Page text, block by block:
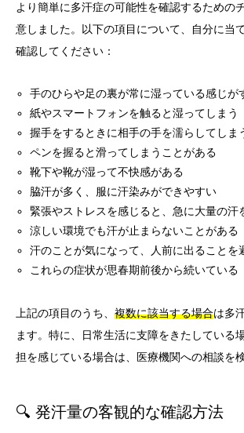
より簡単に多汗症の可能性を確認するための
意しました。以下の項目について、自分に当
確認してください：
手のひらや足の裏が常に湿っている感じが
紙やスマートフォンを触ると湿ってしまう
握手をするときに相手の手を濡らしてしま
ペンを握ると滑ってしまうことがある
靴下や靴が湿って不快感がある
脇汗が多く、服に汗染みができやすい
緊張やストレスを感じると、急に大量の汗
涼しい環境でも汗が止まらないことがある
汗のことが気になって、人前に出ることを
これらの症状が思春期前後から続いている
上記の項目のうち、 複数に該当する場合は多
ます。特に、日常生活に支障をきたしている
担を感じている場合は、医療機関への相談を
🔍 発汗量の客観的な確認方法